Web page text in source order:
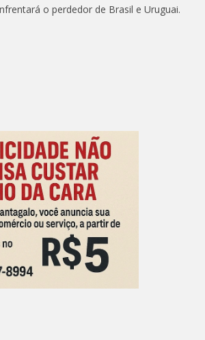
o perdedor de Brasil e Uruguai.